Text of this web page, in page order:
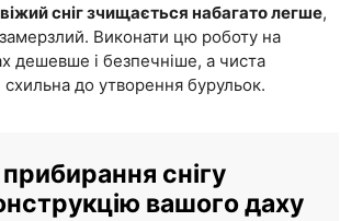
сніг зчищається набагато легше,
замерзлий. Виконати цю роботу на
дешевше і безпечніше, а чиста
до утворення бурульок.
снігу
вашого даху